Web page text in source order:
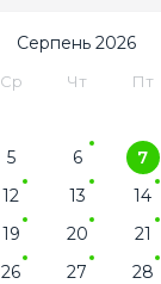
Серпень 2026
Ср Чт Пт
5 6 7
12 13 14
19 20 21
26 27 28